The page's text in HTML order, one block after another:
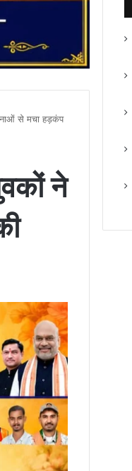
से मचा हड़कंप
ने